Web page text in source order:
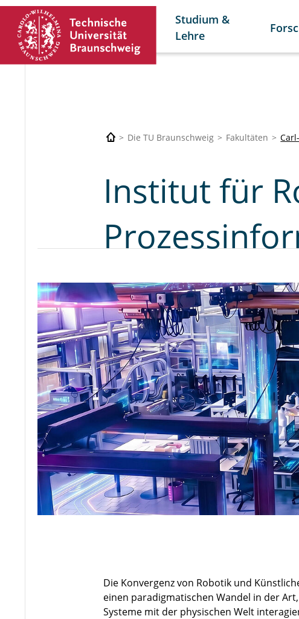
Studium &
Lehre
Die TU Braunschweig Fakultäten
Institut für
Die Konvergenz von Robotik und
einen paradigmatischen Wandel in der
Systeme mit der physischen Welt